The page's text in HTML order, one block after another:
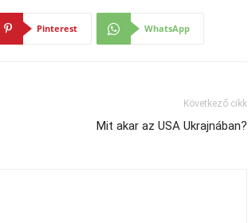
Pinterest WhatsApp
Következő cikk
Mit akar az USA Ukrajnában?